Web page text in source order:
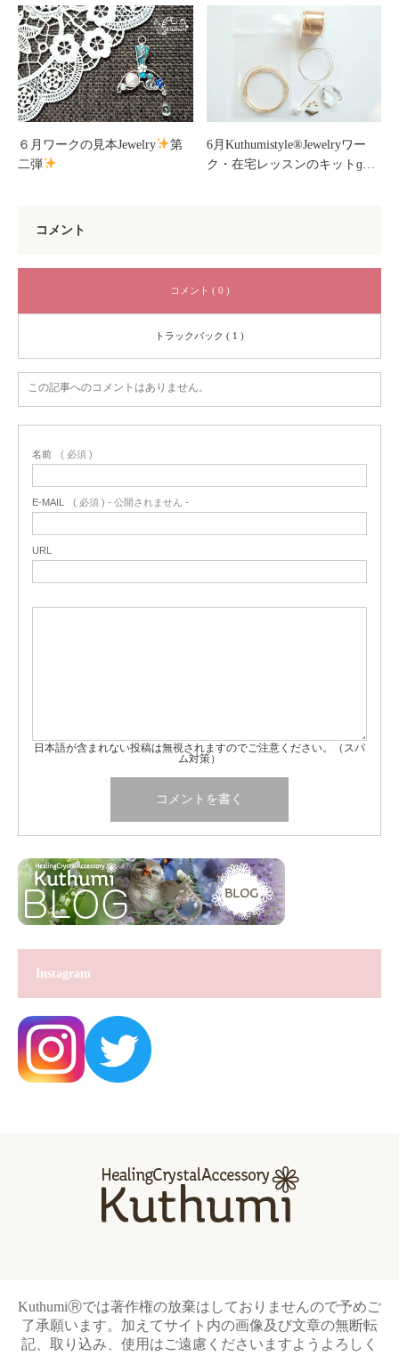
６月ワークの見本Jewelry
第
二弾
6月Kuthumistyle®️Jewelryワー
ク・在宅レッスンのキットɡ…
コメント
コメント ( 0 )
トラックバック ( 1 )
この記事へのコメントはありません。
名前 ( 必須 )
E-MAIL ( 必須 ) - 公開されません -
URL
日本語が含まれない投稿は無視されますのでご注意ください。（スパ
ム対策）
Instagram
KuthumiⓇでは著作権の放棄はしておりませんので予めご
了承願います。加えてサイト内の画像及び文章の無断転
記、取り込み、使用はご遠慮くださいますようよろしく